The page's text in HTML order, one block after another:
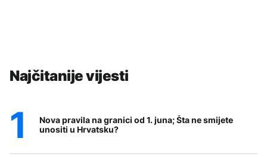
Najčitanije vijesti
Nova pravila na granici od 1. juna; Šta ne smijete
unositi u Hrvatsku?